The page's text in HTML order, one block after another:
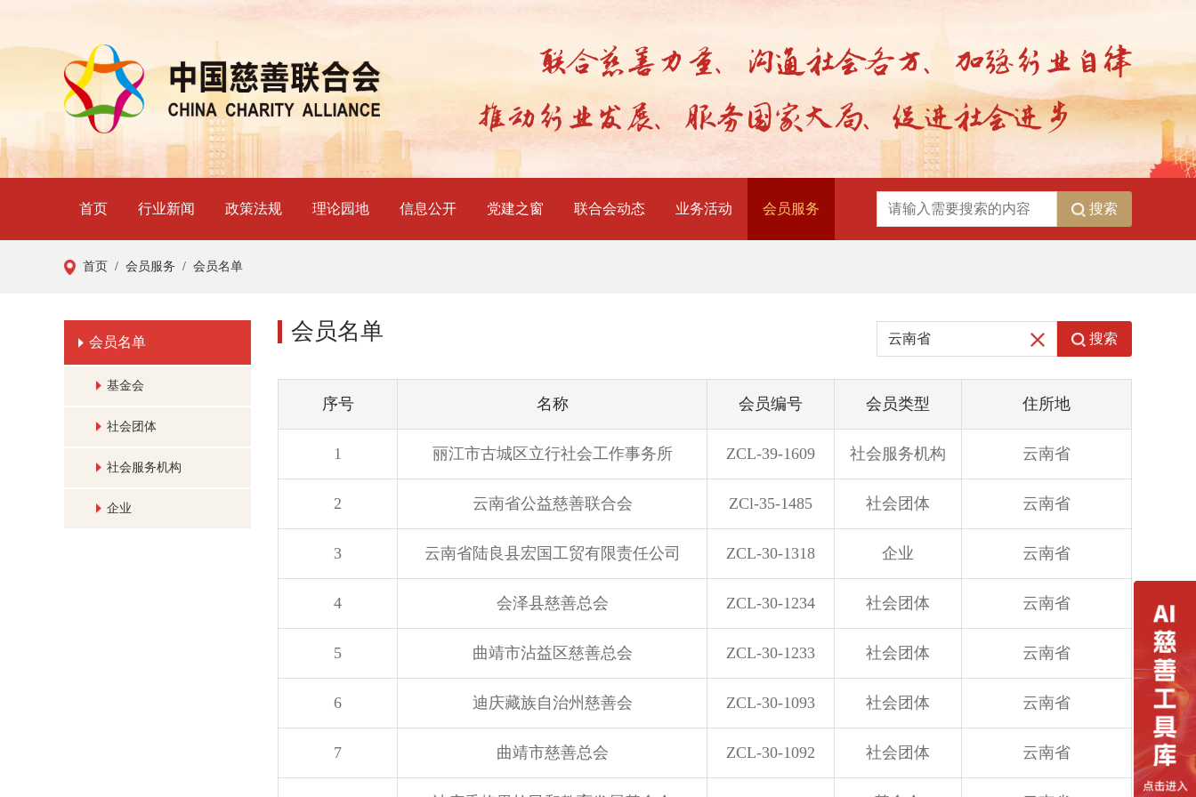
首页 行业新闻 政策法规 理论园地 信息公开 党建之窗 联合会动态 业务活动 会员服务 搜索
首页 / 会员服务 / 会员名单
会员名单
基金会
社会团体
社会服务机构
企业
会员名单 搜索
序号 名称 会员编号 会员类型 住所地
1 丽江市古城区立行社会工作事务所 ZCL-39-1609 社会服务机构 云南省
2 云南省公益慈善联合会 ZCl-35-1485 社会团体 云南省
3 云南省陆良县宏国工贸有限责任公司 ZCL-30-1318 企业 云南省
4 会泽县慈善总会 ZCL-30-1234 社会团体 云南省
5 曲靖市沾益区慈善总会 ZCL-30-1233 社会团体 云南省
6 迪庆藏族自治州慈善会 ZCL-30-1093 社会团体 云南省
7 曲靖市慈善总会 ZCL-30-1092 社会团体 云南省